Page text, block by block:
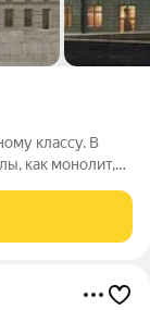
классу. В
как монолит,
этажа.